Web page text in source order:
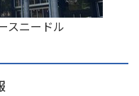
スニードル